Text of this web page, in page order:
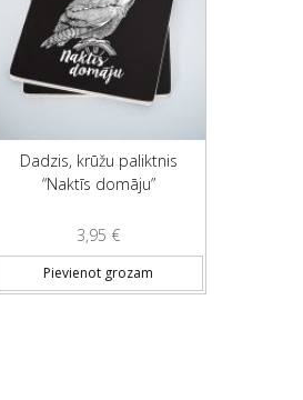
Dadzis, krūžu paliktnis
“Naktīs domāju”
3,95 €
Pievienot grozam